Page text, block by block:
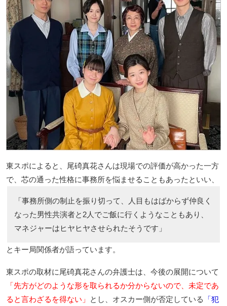
東スポによると、尾碕真花さんは現場での評価が高かった一方
で、芯の通った性格に事務所を悩ませることもあったといい、
「事務所側の制止を振り切って、人目もはばからず仲良く
なった男性共演者と2人でご飯に行くようなこともあり、
マネジャーはヒヤヒヤさせられたそうです」
とキー局関係者が語っています。
東スポの取材に尾碕真花さんの弁護士は、今後の展開について
「先方がどのような形を取られるか分からないので、未定であ
ると言わざるを得ない」
とし、オスカー側が否定している
「犯